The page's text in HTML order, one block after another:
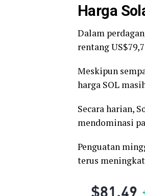
Harga
Dalam
rentang
Meskipun
harga SOL
Secara harian,
mendominasi
Penguatan
terus